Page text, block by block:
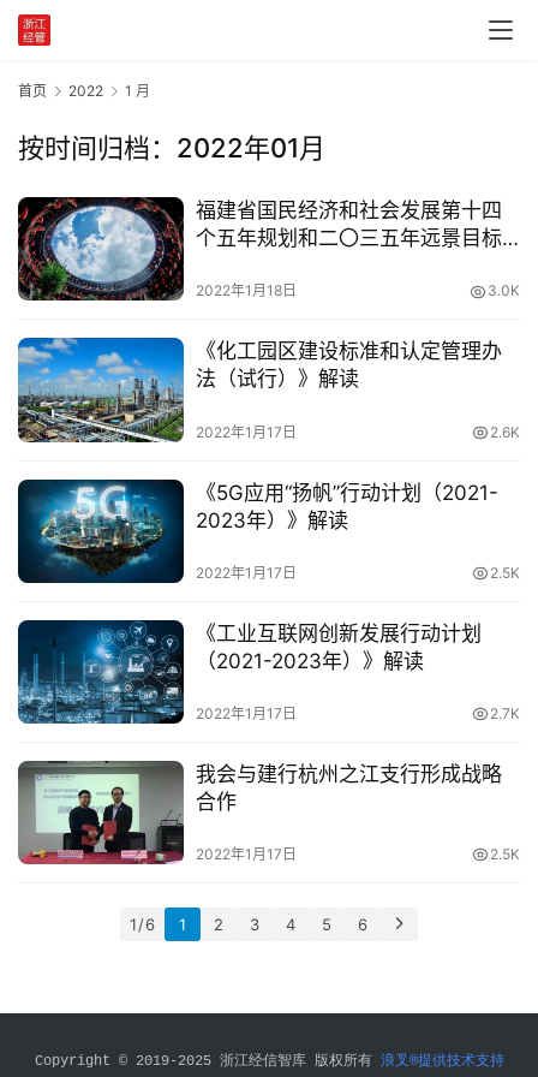
党
学
作
动
态
产
业
政
策
国
家
十
四
专
家
者
会
员
于
们
登录 注册
首页 2022 1 月
按时间归档：2022年01月
福建省国民经济和社会发展第十四
个五年规划和二〇三五年远景目标
2022年1月18日 3.0K
《化工园区建设标准和认定管理办
法（试行）》解读
2022年1月17日 2.6K
《5G应用“扬帆”行动计划（2021-
2023年）》解读
2022年1月17日 2.5K
《工业互联网创新发展行动计划
（2021-2023年）》解读
2022年1月17日 2.7K
我会与建行杭州之江支行形成战略
合作
2022年1月17日 2.5K
1 / 6 1 2 3 4 5 6
Copyright © 2019-2025 浙江经信智库 版权所有 浪叉®提供技术支持